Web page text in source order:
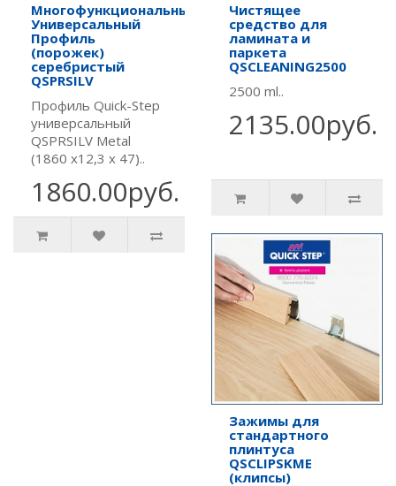
Многофункциональный
Универсальный
Профиль
(порожек)
серебристый
QSPRSILV
Профиль Quick-Step
универсальный
QSPRSILV Metal
(1860 х12,3 х 47)..
1860.00руб.
Чистящее
средство для
ламината и
паркета
QSCLEANING2500
2500 ml..
2135.00руб.
Зажимы для
стандартного
плинтуса
QSCLIPSKME
(клипсы)